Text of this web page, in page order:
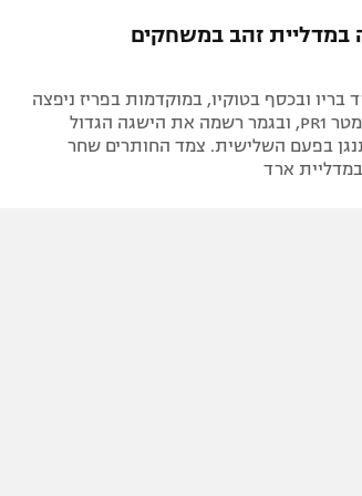
במדליית זהב במשחקים
בארד בריו ובכסף בטוקיו, במוקדמות בפריז ניפצה
את השיא הפראלימפי ב-2,000 מטר PR1, ובגמר רשמה את הישגה הגדול
בפעם השלישית. צמד החותרים שחר
ארד